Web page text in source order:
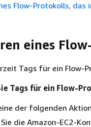
Flow-Protokolls,
eines
Tags für ein
Tags für ein Flow-
der folgenden
die Amazon-EC2-